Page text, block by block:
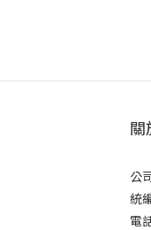
關
公
統
電